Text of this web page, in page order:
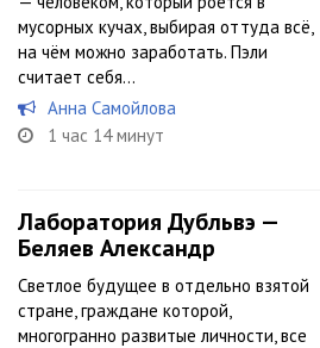
мусорных кучах, выбирая оттуда всё,
на чём можно заработать. Пэли
считает себя...
Анна Самойлова
1 час 14 минут
Лаборатория Дубльвэ —
Беляев Александр
Светлое будущее в отдельно взятой
стране, граждане которой,
многогранно развитые личности, все